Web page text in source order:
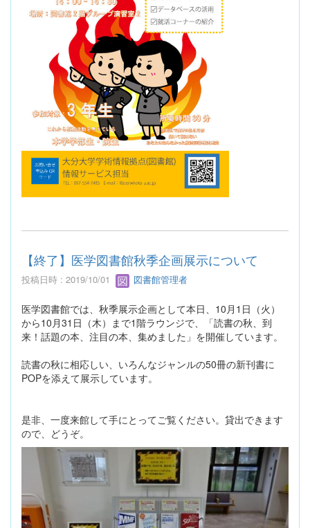
【終了】医学図書館秋季企画展示について
投稿日時 : 2019/10/01 図書館管理者
医学図書館では、秋季展示企画として本日、10月1日（火）
から10月31日（木）まで1階ラウンジで、「読書の秋、到
来！話題の本、注目の本、集めました」を開催しています。
読書の秋に相応しい、いろんなジャンルの50冊の新刊書に
POPを添えて展示しています。
是非、一度来館して手にとってご覧ください。貸出できます
ので、どうぞ。